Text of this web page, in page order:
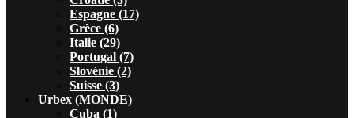
Espagne (17)
Grèce (6)
Italie (29)
Portugal (7)
Slovénie (2)
Suisse (3)
Urbex (MONDE)
Cuba (1)